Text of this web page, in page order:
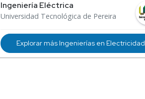
Ingeniería Eléctrica
Universidad Tecnológica de Pereira
Explorar más Ingenierías en Electricidad